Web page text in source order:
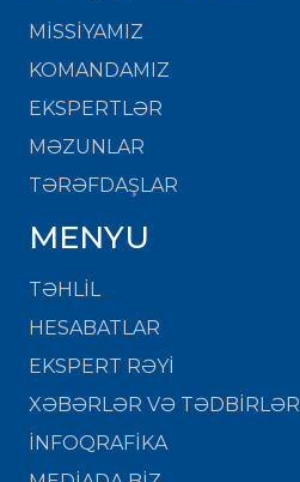
MISSIYAMIZ
KOMANDAMIZ
EKSPERTLƏR
MƏZUNLAR
TƏRƏFDAŞLAR
MENYU
TƏHLİL
HESABATLAR
EKSPERT RƏYİ
XƏBƏRLƏR VƏ TƏDBİRLƏR
İNFOQRAFİKA